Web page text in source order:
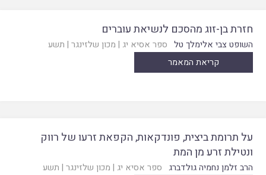
חזרת בן-זוג מהסכם לנשיאת עוברים
השופט צבי אלימלך טל ספר אסיא יג | מכון שלזינגר | תשע
קריאת המאמר
על תרומת ביצית, פונדקאות, הקפאת זרעו של רווק
ונטילת זרע מן המת
הרב זלמן נחמיה גולדברג ספר אסיא יג | מכון שלזינגר | תשע